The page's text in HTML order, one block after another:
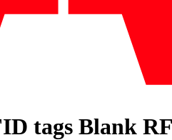
tags Blank